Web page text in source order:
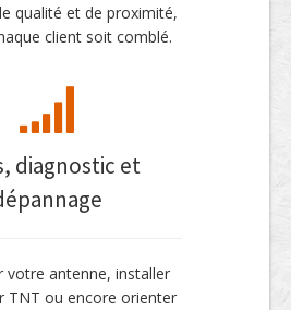
qualité et de proximité,
client soit comblé.
diagnostic et
votre antenne, installer
TNT ou encore orienter